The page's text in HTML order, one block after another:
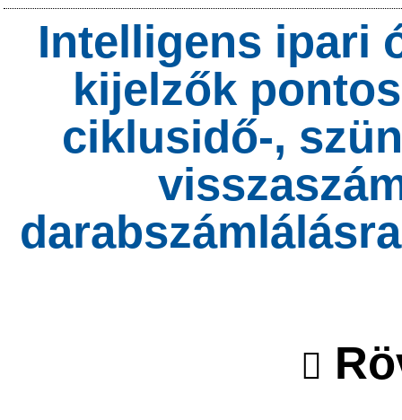
Intelligens ipari
kijelzők
ciklusidő-,